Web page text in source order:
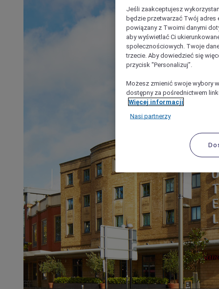
Jeśli zaakceptujesz
będzie przetwarzać Twój adres
powiązany z Twoimi danymi
aby wyświetlać Ci
społecznościowych. Twoje
trzecie. Aby dowiedzieć się
przycisk "Personalizuj”.
Możesz zmienić swoje wybory
dostępny za pośrednictwem
Więcej informacji
Nasi partnerzy